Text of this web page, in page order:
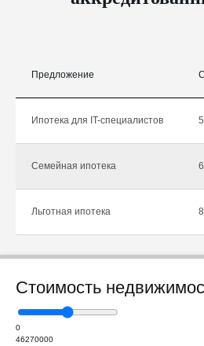
Предложение
Ипотека для IT-специалистов
Семейная ипотека
Льготная ипотека
Стоимость
0
46270000